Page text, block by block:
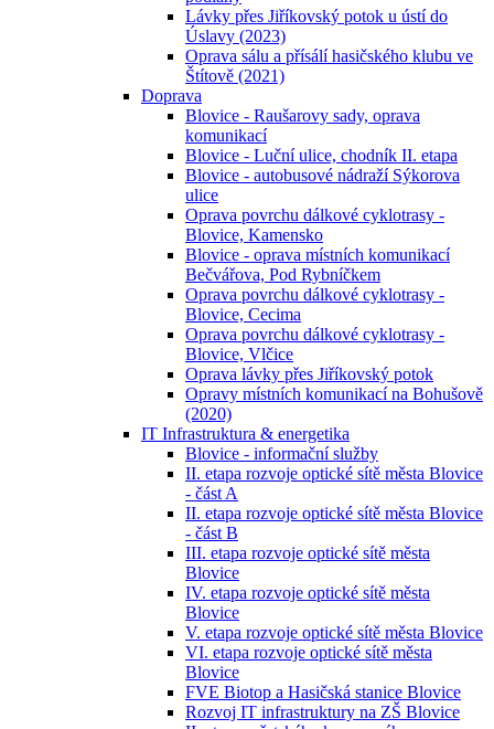
Lávky přes Jiříkovský potok u ústí do
Úslavy (2023)
Oprava sálu a přísálí hasičského klubu ve
Štítově (2021)
Doprava
Blovice - Raušarovy sady, oprava
komunikací
Blovice - Luční ulice, chodník II. etapa
Blovice - autobusové nádraží Sýkorova
ulice
Oprava povrchu dálkové cyklotrasy -
Blovice, Kamensko
Blovice - oprava místních komunikací
Bečvářova, Pod Rybníčkem
Oprava povrchu dálkové cyklotrasy -
Blovice, Cecima
Oprava povrchu dálkové cyklotrasy -
Blovice, Vlčice
Oprava lávky přes Jiříkovský potok
Opravy místních komunikací na Bohušově
(2020)
IT Infrastruktura & energetika
Blovice - informační služby
II. etapa rozvoje optické sítě města Blovice
- část A
II. etapa rozvoje optické sítě města Blovice
- část B
III. etapa rozvoje optické sítě města
Blovice
IV. etapa rozvoje optické sítě města
Blovice
V. etapa rozvoje optické sítě města Blovice
VI. etapa rozvoje optické sítě města
Blovice
FVE Biotop a Hasičská stanice Blovice
Rozvoj IT infrastruktury na ZŠ Blovice